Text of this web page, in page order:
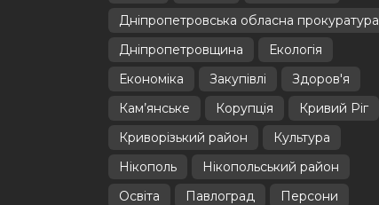
Дніпропетровська обласна прокуратура
Дніпропетровщина
Екологія
Економіка
Закупівлі
Здоров'я
Кам’янське
Корупція
Кривий Ріг
Криворізький район
Культура
Нікополь
Нікопольський район
Освіта
Павлоград
Персони